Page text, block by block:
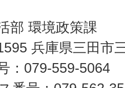
部 環境政策課
兵庫県三田市
：079-559-5064